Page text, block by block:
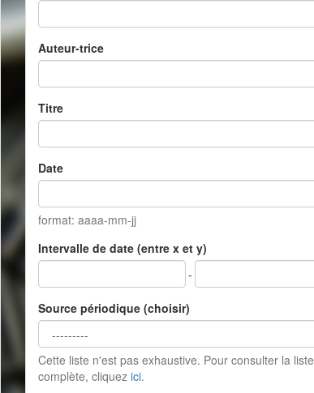
Auteur-trice
Titre
Date
format: aaaa-mm-jj
Intervalle de date (entre x et y)
-
Source périodique (choisir)
Cette liste n'est pas exhaustive. Pour consulter la liste
complète, cliquez ici.